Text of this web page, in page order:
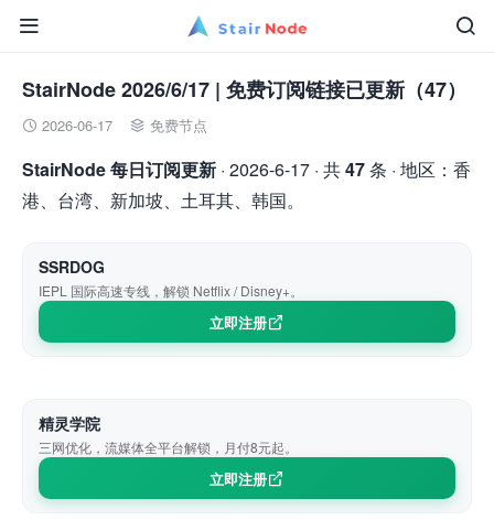


StairNode 2026/6/17 | 免费订阅链接已更新（47）
 2026-06-17  免费节点
StairNode 每日订阅更新 · 2026-6-17 · 共47条 · 地区：香
港、台湾、新加坡、土耳其、韩国。
SSRDOG
IEPL 国际高速专线，解锁 Netflix / Disney+。
立即注册
精灵学院
三网优化，流媒体全平台解锁，月付8元起。
立即注册